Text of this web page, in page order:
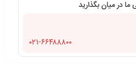
در میان بگذارید
۰۲۱-۶۶۴۸۸۸۰۰